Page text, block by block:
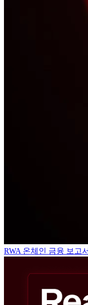
RWA 온체인 금융 보고